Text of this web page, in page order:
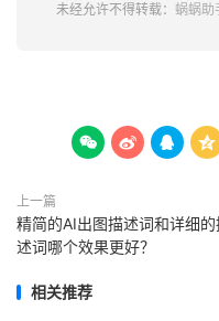
未经允许不得转载： 蜗蜗助
   
上一篇
精简的AI出图描述词和详细的
述词哪个效果更好？
相关推荐